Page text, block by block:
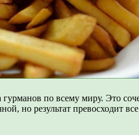
по всему миру. Это
но результат превосходит